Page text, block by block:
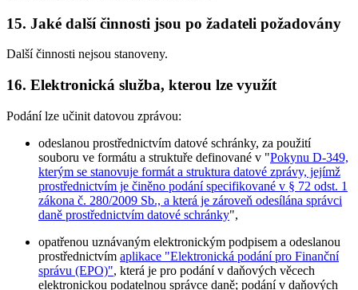
15. Jaké další činnosti jsou po žadateli požadovány
Další činnosti nejsou stanoveny.
16. Elektronická služba, kterou lze využít
Podání lze učinit datovou zprávou:
odeslanou prostřednictvím datové schránky, za použití
souboru ve formátu a struktuře definované v "Pokynu D-349,
kterým se stanovuje formát a struktura datové zprávy, jejímž
prostřednictvím je činěno podání specifikované v § 72 odst. 1
zákona č. 280/2009 Sb., a která je zároveň odesílána správci
daně prostřednictvím datové schránky",
opatřenou uznávaným elektronickým podpisem a odeslanou
prostřednictvím aplikace "Elektronická podání pro Finanční
správu (EPO)", která je pro podání v daňových věcech
elektronickou podatelnou správce daně; podání v daňových